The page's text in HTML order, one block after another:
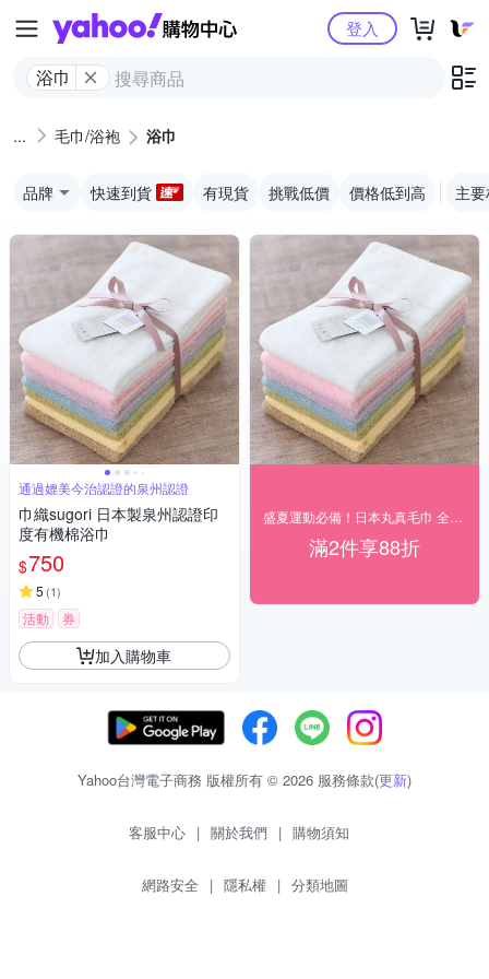
Yahoo購物中心
浴巾
登入
毛巾/浴袍 浴巾
品牌 快速到貨 有現貨 挑戰低價 價格低到高 主
通過媲美今治認證的泉州認證
巾織sugori 日本製泉州認證印
度有機棉浴巾
$750
5 (1)
活動 券
加入購物車
滿2件享88折
Yahoo台灣電子商務 版權所有 © 2026 服務條款(更新)
客服中心 | 關於我們 | 購物須知
網路安全 | 隱私權 | 分類地圖